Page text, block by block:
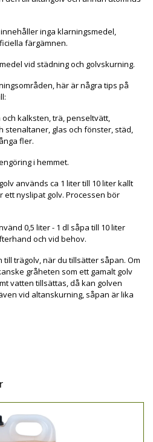
inga klarningsmedel,
färgämnen.
vid städning och golvskurning.
här är några tips på
kalksten, trä, penseltvätt,
stenaltaner, glas och fönster, städ,
fler.
i hemmet.
används ca 1 liter till 10 liter kallt
ett nyslipat golv. Processen bör
0,5 liter - 1 dl såpa till 10 liter
och vid behov.
trägolv, när du tillsätter såpan. Om
gråheten som ett gamalt golv
vatten tillsättas, då kan golven
vid altanskurning, såpan är lika